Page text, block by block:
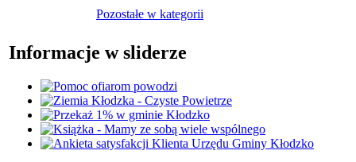
Pozostałe w kategorii
Informacje w sliderze